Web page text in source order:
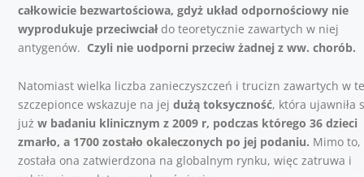
całkowicie bezwartościowa, gdyż układ odpornościowy nie
wyprodukuje przeciwciał do teoretycznie zawartych w niej
antygenów. Czyli nie uodporni przeciw żadnej z ww. chorób.
Natomiast wielka liczba zanieczyszczeń i trucizn zawartych w
szczepionce wskazuje na jej dużą toksyczność, która ujawniła
już w badaniu klinicznym z 2009 r, podczas którego 36 dzieci
zmarło, a 1700 zostało okaleczonych po jej podaniu. Mimo to,
została ona zatwierdzona na globalnym rynku, więc zatruwa i